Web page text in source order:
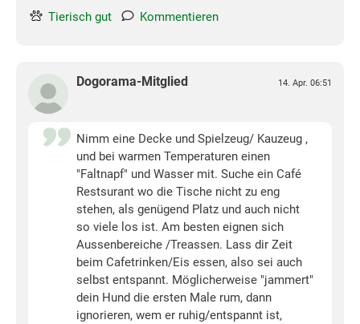
Tierisch gut Kommentieren
Dogorama-Mitglied 14. Apr. 06:51
Nimm eine Decke und Spielzeug/ Kauzeug ,
und bei warmen Temperaturen einen
"Faltnapf" und Wasser mit. Suche ein Café
Restsurant wo die Tische nicht zu eng
stehen, als genügend Platz und auch nicht
so viele los ist. Am besten eignen sich
Aussenbereiche /Treassen. Lass dir Zeit
beim Cafetrinken/Eis essen, also sei auch
selbst entspannt. Möglicherweise "jammert"
dein Hund die ersten Male rum, dann
ignorieren, wem er ruhig/entspannt ist,